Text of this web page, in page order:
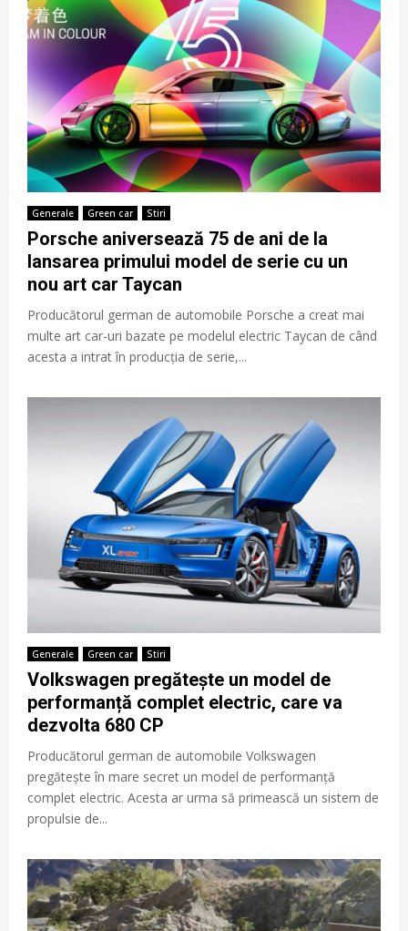
Generale Green car Stiri
Porsche aniversează 75 de ani de la
lansarea primului model de serie cu un
nou art car Taycan
Producătorul german de automobile Porsche a creat mai
multe art car-uri bazate pe modelul electric Taycan de când
acesta a intrat în producția de serie,...
Generale Green car Stiri
Volkswagen pregătește un model de
performanță complet electric, care va
dezvolta 680 CP
Producătorul german de automobile Volkswagen
pregătește în mare secret un model de performanță
complet electric. Acesta ar urma să primească un sistem de
propulsie de...